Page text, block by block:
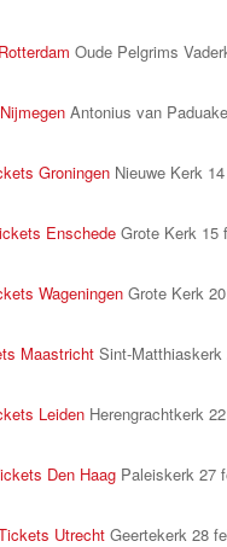
Oude Pelgrims
Antonius van
Groningen Nieuwe Kerk
EnschedeGrote Kerk 15
WageningenGrote Kerk
MaastrichtSint-Matthiaskerk
LeidenHerengrachtkerk
Den Haag Paleiskerk 27
Utrecht Geertekerk 28